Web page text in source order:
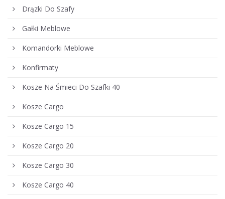
Drązki Do Szafy
Gałki Meblowe
Komandorki Meblowe
Konfirmaty
Kosze Na Śmieci Do Szafki 40
Kosze Cargo
Kosze Cargo 15
Kosze Cargo 20
Kosze Cargo 30
Kosze Cargo 40